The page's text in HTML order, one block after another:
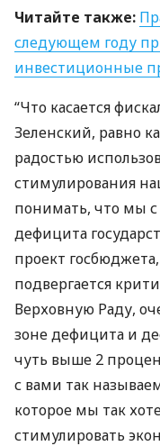
Читайте также:
следующем году
инвестиционные
“Что касается
Зеленский, равно
радостью
стимулирования
понимать, что мы с
дефицита
проект
подвергается
Верховную Раду,
зоне дефицита и
чуть выше 2
с вами так
которое мы так
стимулировать